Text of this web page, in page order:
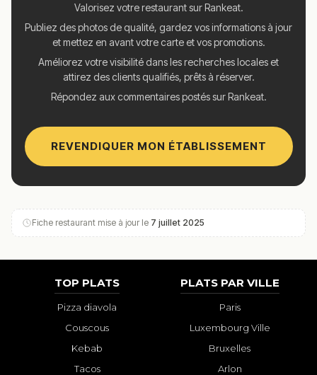
Valorisez votre restaurant sur Rankeat.
Publiez des photos de qualité, gardez vos informations à jour
et mettez en avant votre carte et vos promotions.
Améliorez votre visibilité dans les recherches locales et
attirez des clients qualifiés, prêts à réserver.
Répondez aux commentaires postés sur Rankeat.
REVENDIQUER MON ÉTABLISSEMENT
Fiche restaurant mise à jour le 7 juillet 2025
TOP PLATS
Pizza diavola
Couscous
Kebab
Tacos
PLATS PAR VILLE
Paris
Luxembourg Ville
Bruxelles
Arlon